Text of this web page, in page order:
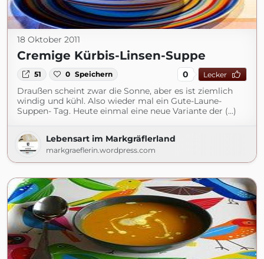
18 Oktober 2011
Cremige Kürbis-Linsen-Suppe
51 0 Speichern 0 Lecker
Draußen scheint zwar die Sonne, aber es ist ziemlich
windig und kühl. Also wieder mal ein Gute-Laune-
Suppen- Tag. Heute einmal eine neue Variante der (...)
Lebensart im Markgräflerland
markgraeflerin.wordpress.com